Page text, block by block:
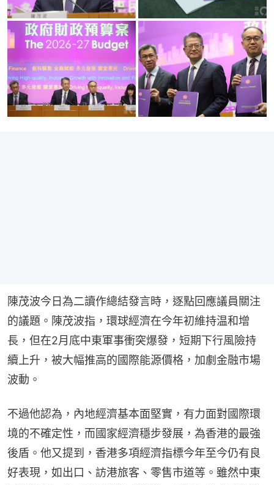
陳茂波今日為二讀作總結發言時，逐點回應議員關注
的議題。陳茂波指，環球經濟在今年初維持温和增
長，但在2月底中東軍事衝突爆發，短期下行風險持
續上升，被大幅推高的國際能源價格，加劇金融市場
波動。
不過他認為，內地經濟基本面堅實，有力面對國際環
境的不確定性，而國家經濟穩步發展，為香港的最強
後盾。他又提到，香港多項經濟指標今年至今仍有良
好表現，如出口、訪港旅客、零售市道等。雖然中東